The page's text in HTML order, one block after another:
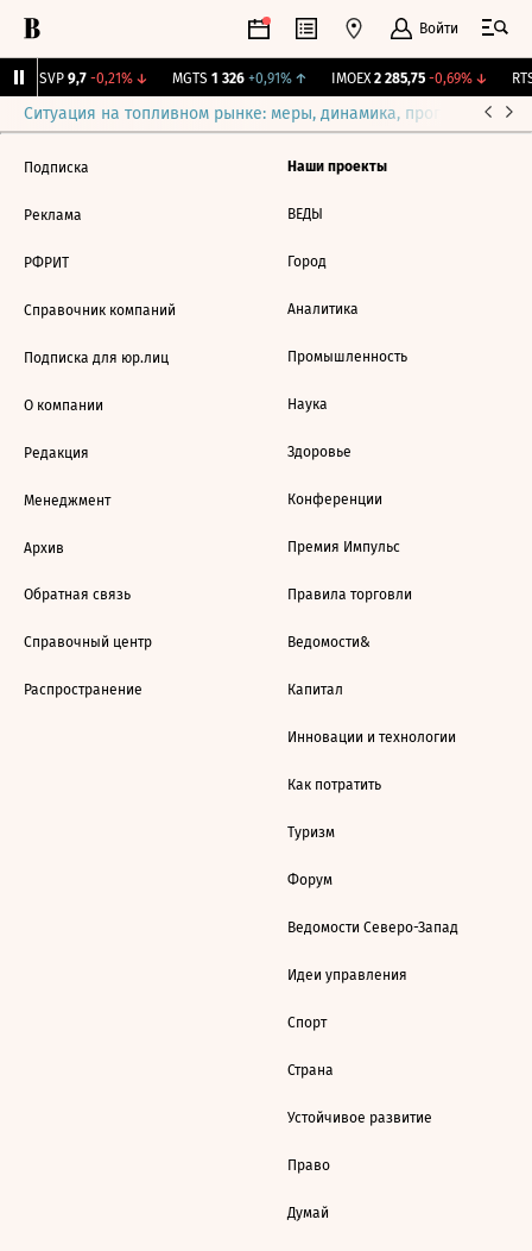
Войти
BISVP 9,7 -0,21%↓ MGTS 1 326 +0,91%↑ IMOEX 2 285,75 -0,69%↓
Ситуация на топливном рынке: меры, динамика, прогнозы
Подписка
Реклама
РФРИТ
Справочник компаний
Подписка для юр.лиц
О компании
Редакция
Менеджмент
Архив
Обратная связь
Справочный центр
Распространение
Наши проекты
ВЕДЫ
Город
Аналитика
Промышленность
Наука
Здоровье
Конференции
Премия Импульс
Правила торговли
Ведомости&
Капитал
Инновации и технологии
Как потратить
Туризм
Форум
Ведомости Северо-Запад
Идеи управления
Спорт
Страна
Устойчивое развитие
Право
Думай